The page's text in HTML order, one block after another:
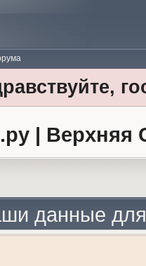
| Верхняя
данные